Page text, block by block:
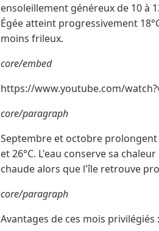
ensoleillement généreux de 10 à
Égée atteint progressivement
moins frileux.
core/embed
https://www.youtube.com/
core/paragraph
Septembre et octobre prolongent
et 26°C. L'eau conserve sa
chaude alors que l'île retrouve
core/paragraph
Avantages de ces mois privilégiés :